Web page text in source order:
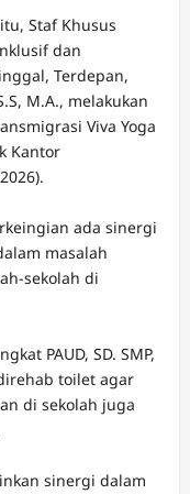
Staf Khusus
dan
Terdepan,
M.A., melakukan
Viva Yoga
Kantor
ada sinergi
masalah
sekolah di
PAUD, SD. SMP,
toilet agar
di sekolah juga
sinergi dalam